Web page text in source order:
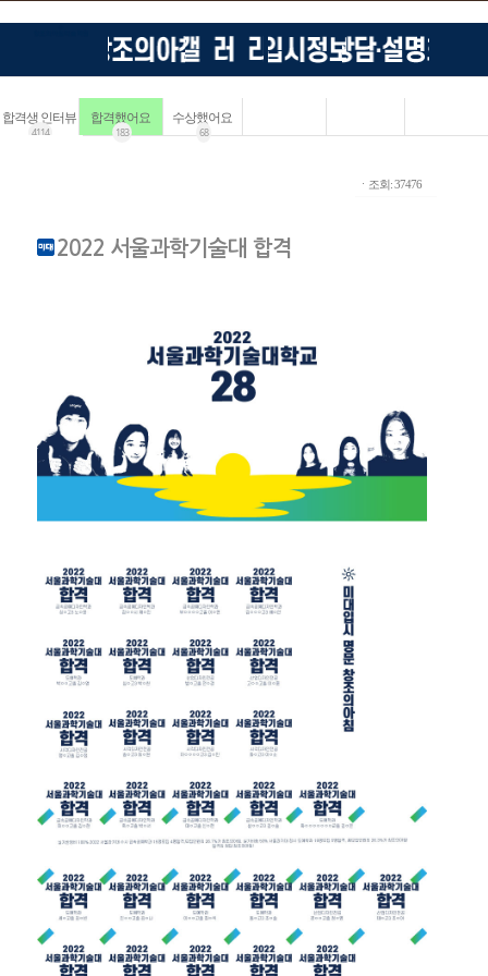
합격생 인터뷰
4114
합격했어요
183
수상했어요
68
ㆍ조회: 37476
2022 서울과학기술대 합격